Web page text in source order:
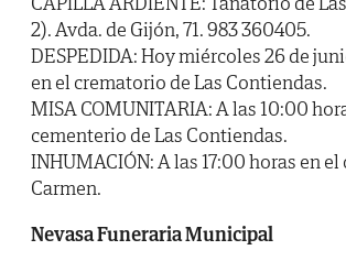
2). Avda. de Gijón, 71. 983 360405.
DESPEDIDA: Hoy miércoles 26 de
en el crematorio de Las Contiendas.
MISA COMUNITARIA: A las 10:00
cementerio de Las Contiendas.
INHUMACIÓN: A las 17:00 horas en
Carmen.
Nevasa Funeraria Municipal